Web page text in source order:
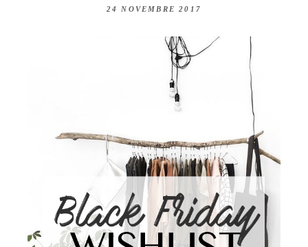
24 NOVEMBRE 2017